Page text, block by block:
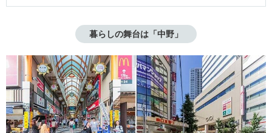
暮らしの舞台は「中野」